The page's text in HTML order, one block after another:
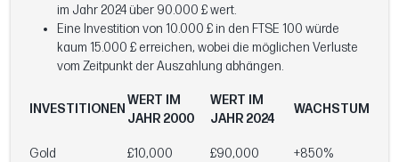
im Jahr 2024 über 90.000 £ wert.
Eine Investition von 10.000 £ in den FTSE 100 würde
kaum 15.000 £ erreichen, wobei die möglichen Verluste
vom Zeitpunkt der Auszahlung abhängen.
INVESTITIONEN
WERT IM
JAHR 2000
WERT IM
JAHR 2024
WACHSTUM
Gold £10,000 £90,000 +850%